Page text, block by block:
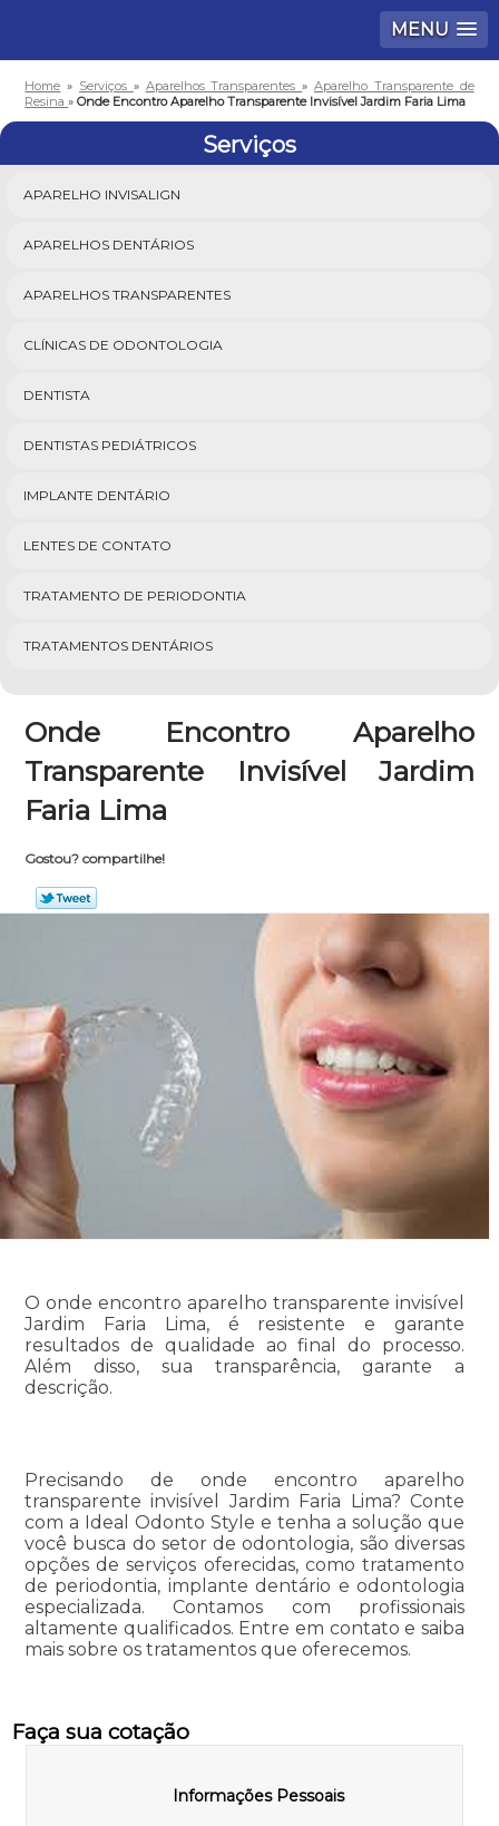
MENU
Home » Serviços » Aparelhos Transparentes»Aparelho Transparente de
Resina»Onde Encontro Aparelho Transparente Invisível Jardim Faria Lima
Serviços
APARELHO INVISALIGN
APARELHOS DENTÁRIOS
APARELHOS TRANSPARENTES
CLÍNICAS DE ODONTOLOGIA
DENTISTA
DENTISTAS PEDIÁTRICOS
IMPLANTE DENTÁRIO
LENTES DE CONTATO
TRATAMENTO DE PERIODONTIA
TRATAMENTOS DENTÁRIOS
Onde Encontro Aparelho
Transparente Invisível Jardim
Faria Lima
Gostou? compartilhe!
O onde encontro aparelho transparente invisível
Jardim Faria Lima, é resistente e garante
resultados de qualidade ao final do processo.
Além disso, sua transparência, garante a
descrição.
Precisando de onde encontro aparelho
transparente invisível Jardim Faria Lima? Conte
com a Ideal Odonto Style e tenha a solução que
você busca do setor de odontologia, são diversas
opções de serviços oferecidas, como tratamento
de periodontia, implante dentário e odontologia
especializada. Contamos com profissionais
altamente qualificados. Entre em contato e saiba
mais sobre os tratamentos que oferecemos.
Faça sua cotação
Informações Pessoais